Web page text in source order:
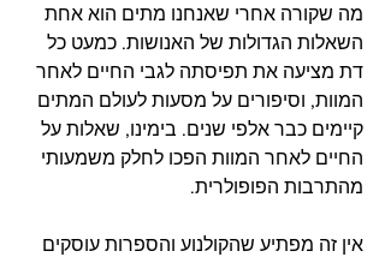
מה שקורה אחרי שאנחנו מתים הוא אחת
השאלות הגדולות של האנושות. כמעט כל
דת מציעה את תפיסתה לגבי החיים לאחר
המוות, וסיפורים על מסעות לעולם המתים
קיימים כבר אלפי שנים. בימינו, שאלות על
החיים לאחר המוות הפכו לחלק משמעותי
מהתרבות הפופולרית.
אין זה מפתיע שהקולנוע והספרות עוסקים